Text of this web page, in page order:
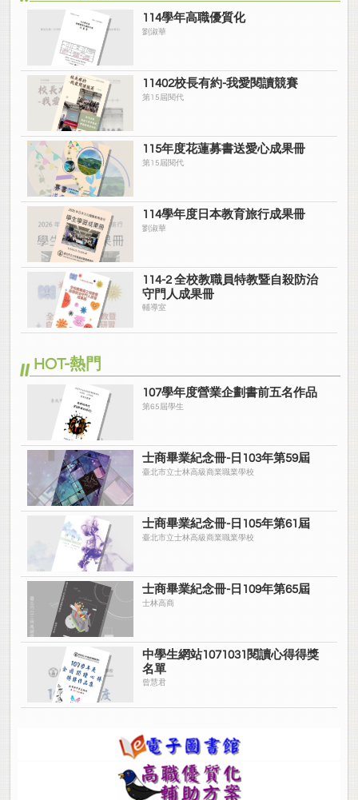
114學年高職優質化
劉淑華
11402校長有約-我愛閱讀競賽
第15屆閱代
115年度花蓮募書送愛心成果冊
第15屆閱代
114學年度日本教育旅行成果冊
劉淑華
114-2 全校教職員特教暨自殺防治
守門人成果冊
輔導室
HOT-熱門
107學年度營業企劃書前五名作品
第65屆學生
士商畢業紀念冊-日103年第59屆
臺北市立士林高級商業職業學校
士商畢業紀念冊-日105年第61屆
臺北市立士林高級商業職業學校
士商畢業紀念冊-日109年第65屆
士林高商
中學生網站1071031閱讀心得得獎
名單
曾慧君